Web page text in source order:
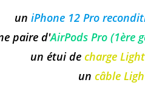
un iPhone 12 Pro
paire d'AirPods Pro (1ère
un étui de charge
un câble